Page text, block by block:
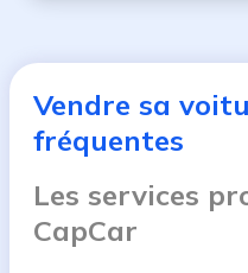
Vendre sa
fréquentes
Les services
CapCar